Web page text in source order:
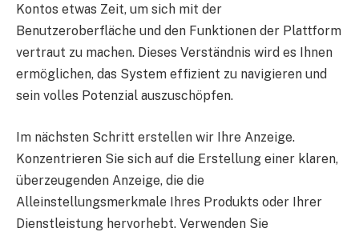
Kontos etwas Zeit, um sich mit der
Benutzeroberfläche und den Funktionen der Plattform
vertraut zu machen. Dieses Verständnis wird es Ihnen
ermöglichen, das System effizient zu navigieren und
sein volles Potenzial auszuschöpfen.
Im nächsten Schritt erstellen wir Ihre Anzeige.
Konzentrieren Sie sich auf die Erstellung einer klaren,
überzeugenden Anzeige, die die
Alleinstellungsmerkmale Ihres Produkts oder Ihrer
Dienstleistung hervorhebt. Verwenden Sie